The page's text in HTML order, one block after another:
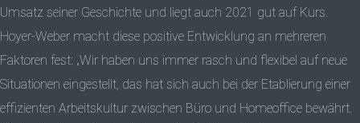
Umsatz seiner Geschichte und liegt auch 2021 gut auf Kurs.
Hoyer-Weber macht diese positive Entwicklung an mehreren
Faktoren fest: „Wir haben uns immer rasch und flexibel auf neue
Situationen eingestellt, das hat sich auch bei der Etablierung einer
effizienten Arbeitskultur zwischen Büro und Homeoffice bewährt.